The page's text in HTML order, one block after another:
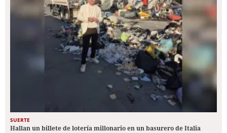
SUERTE
Hallan un billete de lotería millonario en un basurero de Italia